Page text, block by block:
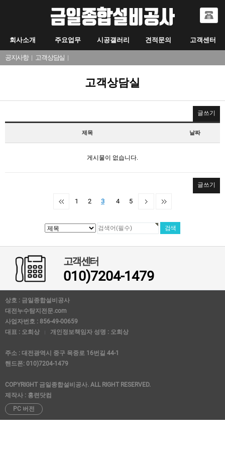
회사소개 주요업무 시공갤러리 견적문의 고객센터
공지사항| 고객상담실 |
고객상담실
글쓰기
제목 날짜
게시물이 없습니다.
글쓰기
1 2 3 4 5
고객센터
010)7204-1479
상호 : 금일종합설비공사
대전누수탐지전문.com
사업자번호 : 856-49-00659
대표 : 오희상
개인정보책임자 성명 : 오희상
주소 : 대전광역시 중구 목중로 16번길 44-1
핸드폰: 010)7204-1479
COPYRIGHT 금일종합설비공사. ALL RIGHT RESERVED.
제작사 : 홍련닷컴
PC 버전